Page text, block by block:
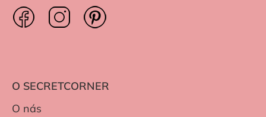
O SECRETCORNER
O nás